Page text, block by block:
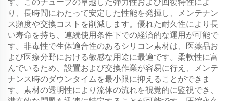
り、長時間にわたって安定した性能を発揮し、メンテナン
ス頻度や交換コストを削減します。優れた耐久性により長
い寿命を持ち、連続使用条件下での経済的な運用が可能で
す。非毒性で生体適合性のあるシリコン素材は、医薬品お
よび医療分野における敏感な用途に最適です。柔軟性に富
んでいるため、設置および交換作業が容易に行え、メンテ
ナンス時のダウンタイムを最小限に抑えることができま
す。素材の透明性により流体の流れを視覚的に監視でき、